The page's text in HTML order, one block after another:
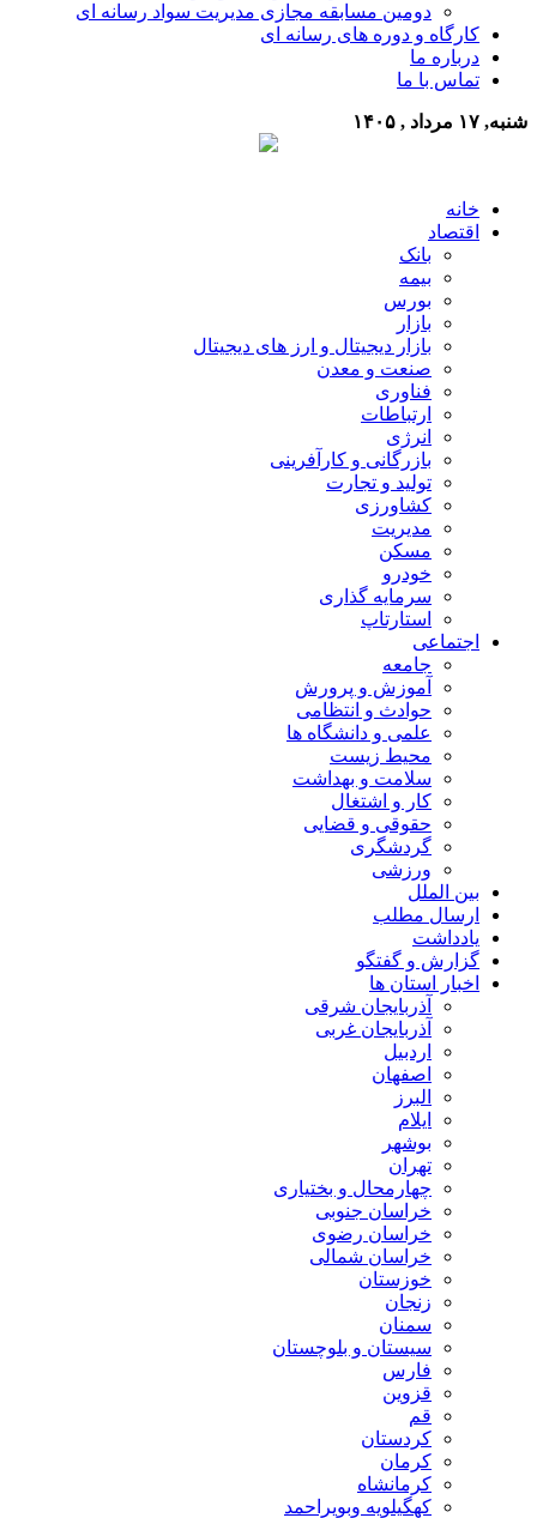
دومین مسابقه مجازی مدیریت سواد رسانه ای
کارگاه و دوره های رسانه ای
درباره ما
تماس با ما
شنبه, ۱۷ مرداد , ۱۴۰۵
خانه
اقتصاد
بانک
بیمه
بورس
بازار
بازار دیجیتال و ارز های دیجیتال
صنعت و معدن
فناوری
ارتباطات
انرژی
بازرگانی و کارآفرینی
تولید و تجارت
کشاورزی
مدیریت
مسکن
خودرو
سرمایه گذاری
استارتاپ
اجتماعی
جامعه
آموزش و پرورش
حوادث و انتظامی
علمی و دانشگاه ها
محیط زیست
سلامت و بهداشت
کار و اشتغال
حقوقی و قضایی
گردشگری
ورزشی
بین الملل
ارسال مطلب
یادداشت
گزارش و گفتگو
اخبار استان ها
آذربایجان شرقی
آذربایجان غربی
اردبیل
اصفهان
البرز
ایلام
بوشهر
تهران
چهارمحال و بختیاری
خراسان جنوبی
خراسان رضوی
خراسان شمالی
خوزستان
زنجان
سمنان
سیستان و بلوچستان
فارس
قزوین
قم
کردستان
کرمان
کرمانشاه
کهگیلویه وبویراحمد